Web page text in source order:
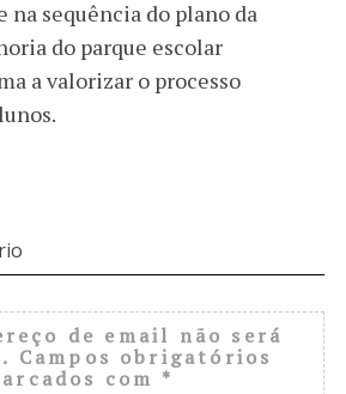
na sequência do plano da
do parque escolar
a valorizar o processo
de email não será
Campos obrigatórios
com *